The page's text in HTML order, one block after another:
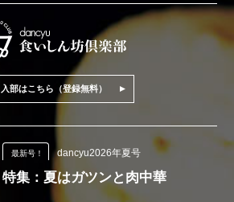
入部はこちら（登録無料）
最新号！ dancyu2026年夏号
特集：夏はガツンと肉中華